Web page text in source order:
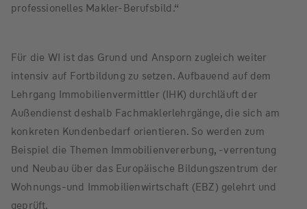
professionelles Makler-Berufsbild.“
Für die WI ist das Grund und Ansporn zugleich weiter
intensiv auf Fortbildung zu setzen. Aufbauend auf dem
Lehrgang Immobilienvermittler (IHK) durchläuft der
Außendienst deshalb Fachmaklerlehrgänge, die sich am
konkreten Kundenbedarf orientieren. So werden zum
Beispiel die Themen Immobilienvererbung, -verrentung
und Neubau über das Europäische Bildungszentrum der
Wohnungs-und Immobilienwirtschaft (EBZ) gelehrt und
geprüft.